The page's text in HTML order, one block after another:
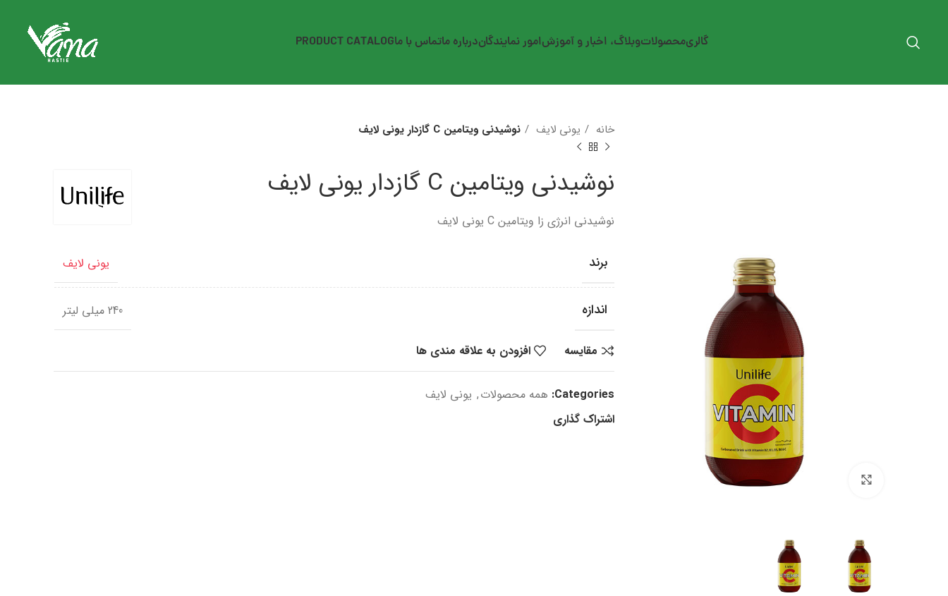
گالریمحصولاتوبلاگ، اخبار و آموزشامور نمایندگاندرباره ماتماس با ماPRODUCT CATALOG
برای بزرگنمایی کلیک کنید
خانه یونی لایف نوشیدنی ویتامین C گازدار یونی لایف
نوشیدنی ویتامین C گازدار یونی لایف
نوشیدنی انرژی زا ویتامین C یونی لایف
برند یونی لایف
اندازه 240 میلی لیتر
مقایسه افزودن به علاقه مندی ها
Categories: همه محصولات, یونی لایف
اشتراک گذاری